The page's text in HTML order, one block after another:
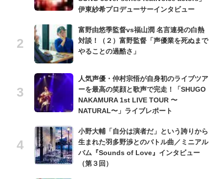
伊東紗希プロデューサーインタビュー
富野由悠季監督vs福山潤 名言連発の白熱
対談！（２）富野監督「声優業を死ぬまで
やることの過酷さ」
人気声優・仲村宗悟が自身初のライブツア
ーを最高の笑顔と歌声で完走！「SHUGO
NAKAMURA 1st LIVE TOUR 〜
NATURAL〜」ライブレポート
小野大輔「自分は演者だ」という誇りから
生まれた羽多野渉とのバトル曲／ミニアル
バム『Sounds of Love』インタビュー
（第３回）